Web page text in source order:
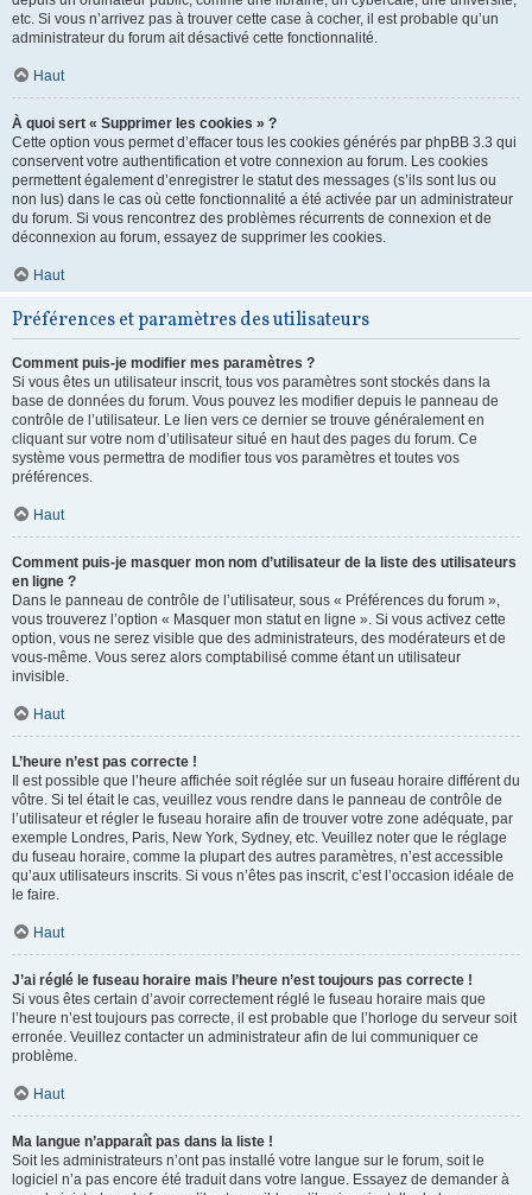
etc. Si vous n’arrivez pas à trouver cette case à cocher, il est probable qu’un
administrateur du forum ait désactivé cette fonctionnalité.
Haut
À quoi sert « Supprimer les cookies » ?
Cette option vous permet d’effacer tous les cookies générés par phpBB 3.3 qui
conservent votre authentification et votre connexion au forum. Les cookies
permettent également d’enregistrer le statut des messages (s’ils sont lus ou
non lus) dans le cas où cette fonctionnalité a été activée par un administrateur
du forum. Si vous rencontrez des problèmes récurrents de connexion et de
déconnexion au forum, essayez de supprimer les cookies.
Haut
Préférences et paramètres des utilisateurs
Comment puis-je modifier mes paramètres ?
Si vous êtes un utilisateur inscrit, tous vos paramètres sont stockés dans la
base de données du forum. Vous pouvez les modifier depuis le panneau de
contrôle de l’utilisateur. Le lien vers ce dernier se trouve généralement en
cliquant sur votre nom d’utilisateur situé en haut des pages du forum. Ce
système vous permettra de modifier tous vos paramètres et toutes vos
préférences.
Haut
Comment puis-je masquer mon nom d’utilisateur de la liste des utilisateurs
en ligne ?
Dans le panneau de contrôle de l’utilisateur, sous « Préférences du forum »,
vous trouverez l’option « Masquer mon statut en ligne ». Si vous activez cette
option, vous ne serez visible que des administrateurs, des modérateurs et de
vous-même. Vous serez alors comptabilisé comme étant un utilisateur
invisible.
Haut
L’heure n’est pas correcte !
Il est possible que l’heure affichée soit réglée sur un fuseau horaire différent du
vôtre. Si tel était le cas, veuillez vous rendre dans le panneau de contrôle de
l’utilisateur et régler le fuseau horaire afin de trouver votre zone adéquate, par
exemple Londres, Paris, New York, Sydney, etc. Veuillez noter que le réglage
du fuseau horaire, comme la plupart des autres paramètres, n’est accessible
qu’aux utilisateurs inscrits. Si vous n’êtes pas inscrit, c’est l’occasion idéale de
le faire.
Haut
J’ai réglé le fuseau horaire mais l’heure n’est toujours pas correcte !
Si vous êtes certain d’avoir correctement réglé le fuseau horaire mais que
l’heure n’est toujours pas correcte, il est probable que l’horloge du serveur soit
erronée. Veuillez contacter un administrateur afin de lui communiquer ce
problème.
Haut
Ma langue n’apparaît pas dans la liste !
Soit les administrateurs n’ont pas installé votre langue sur le forum, soit le
logiciel n’a pas encore été traduit dans votre langue. Essayez de demander à